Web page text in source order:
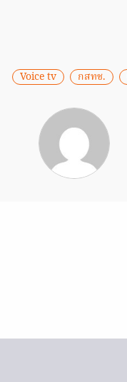
Voice tv กสทช.